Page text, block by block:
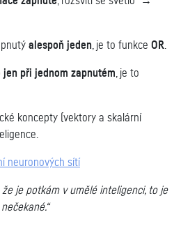
alespoň jeden , je to funkce OR
jen při jednom zapnutém , je to
koncepty (vektory a skalární
neuronových sítí
že je potkám v umělé inteligenci, to je
nečekané.“